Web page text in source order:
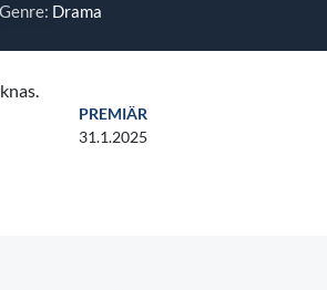
Genre: Drama
PREMIÄR
31.1.2025